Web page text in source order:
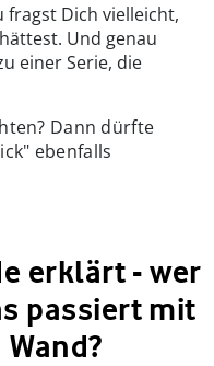
fragst Dich vielleicht,
Und genau
einer Serie, die
Dann dürfte
ebenfalls
erklärt - wer
passiert mit